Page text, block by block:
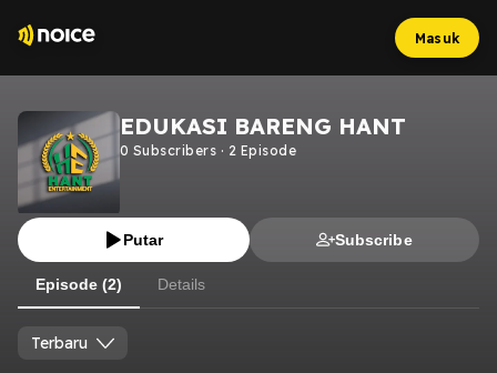
Masuk
EDUKASI BARENG HANT
0 Subscribers · 2 Episode
Putar Subscribe
Episode (2) Details
Terbaru